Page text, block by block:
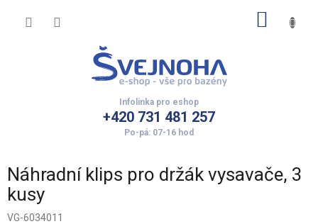
+420 731 481 257
Náhradní klips pro držák vysavače, 3
kusy
VG-6034011